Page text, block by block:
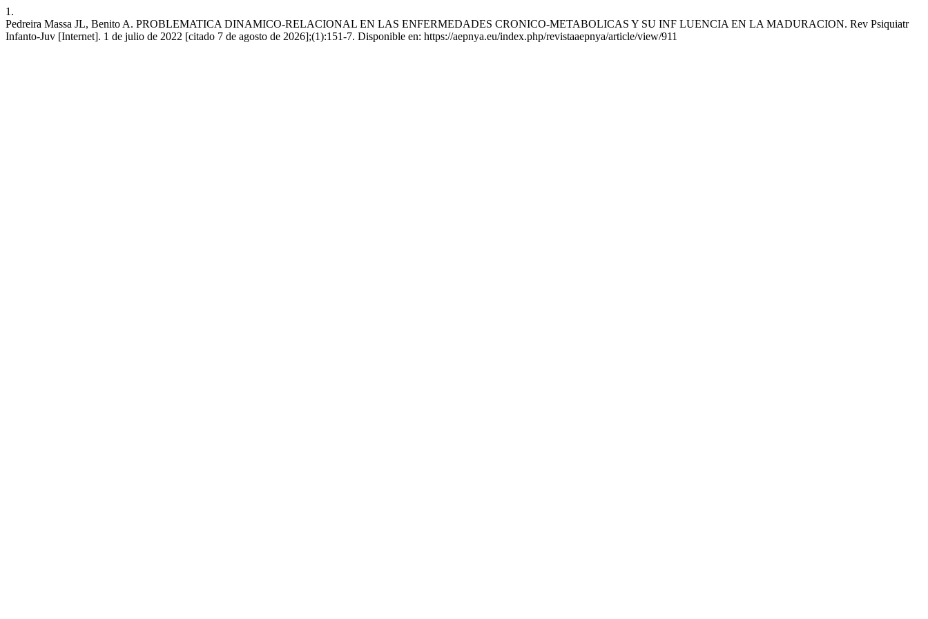
1.
Pedreira Massa JL, Benito A. PROBLEMATICA DINAMICO-RELACIONAL EN LAS ENFERMEDADES CRONICO-METABOLICAS Y SU INF LUENCIA EN LA MADURACION. Rev Psiquiatr
Infanto-Juv [Internet]. 1 de julio de 2022 [citado 7 de agosto de 2026];(1):151-7. Disponible en: https://aepnya.eu/index.php/revistaaepnya/article/view/911